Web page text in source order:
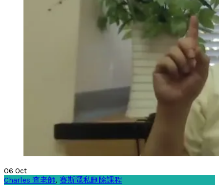
06 Oct
Charles 查老師, 賽斯隱私刪除課程